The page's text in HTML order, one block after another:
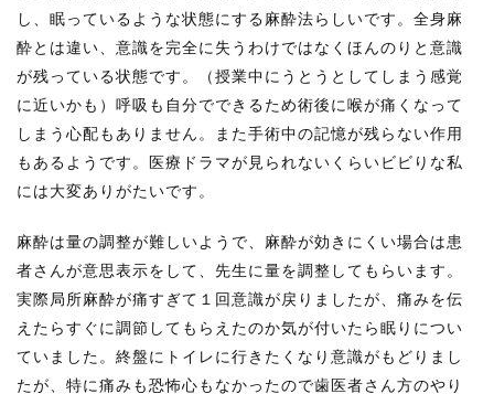
し、眠っているような状態にする麻酔法らしいです。全身麻
酔とは違い、意識を完全に失うわけではなくほんのりと意識
が残っている状態です。（授業中にうとうとしてしまう感覚
に近いかも）呼吸も自分でできるため術後に喉が痛くなって
しまう心配もありません。また手術中の記憶が残らない作用
もあるようです。医療ドラマが見られないくらいビビりな私
には大変ありがたいです。
麻酔は量の調整が難しいようで、麻酔が効きにくい場合は患
者さんが意思表示をして、先生に量を調整してもらいます。
実際局所麻酔が痛すぎて１回意識が戻りましたが、痛みを伝
えたらすぐに調節してもらえたのか気が付いたら眠りについ
ていました。終盤にトイレに行きたくなり意識がもどりまし
たが、特に痛みも恐怖心もなかったので歯医者さん方のやり